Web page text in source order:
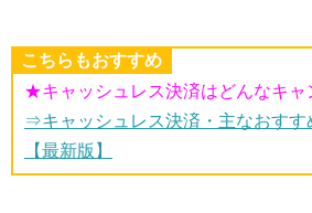
こちらもおすすめ
★キャッシュレス決済はどんなキャ
⇒キャッシュレス決済・主なおすす
【最新版】